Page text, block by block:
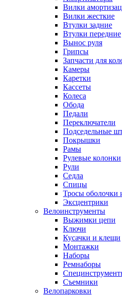
Вилки
Вилки жесткие
Втулки задние
Втулки передние
Вынос руля
Грипсы
Запчасти для
Камеры
Каретки
Кассеты
Колеса
Обода
Педали
Переключатели
Подседельные
Покрышки
Рамы
Рулевые колонки
Рули
Седла
Спицы
Тросы оболочки
Эксцентрики
Велоинструменты
Выжимки цепи
Ключи
Кусачки и клещи
Монтажки
Наборы
Ремнаборы
Съемники
Велопарковки